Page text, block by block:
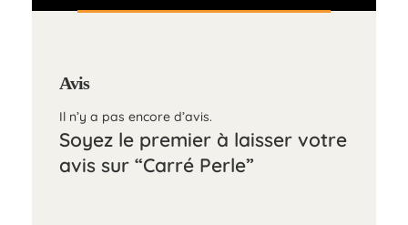
Avis
Il n’y a pas encore d’avis.
Soyez le premier à laisser votre
avis sur “Carré Perle”